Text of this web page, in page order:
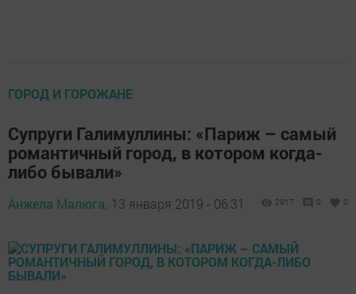
ГОРОД И ГОРОЖАНЕ
Супруги Галимуллины: «Париж – самый
романтичный город, в котором когда-
либо бывали»
Анжела Малюга, 13 января 2019 - 06:31 2917 0 0